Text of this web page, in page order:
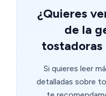
¿Quieres
de la
Si quieres leer
detalladas sobre